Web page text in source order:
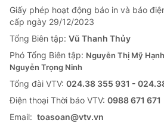
Giấy phép hoạt động báo in và báo
cấp ngày 29/12/2023
Tổng Biên tập: Vũ Thanh Thủy
Phó Tổng Biên tập: Nguyễn Thị Mỹ
Nguyễn Trọng Ninh
Tổng đài VTV: 024.38 355 931 -
Ðiện thoại Thời báo VTV: 0988 671 671
Email: toasoan@vtv.vn